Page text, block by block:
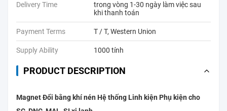
Delivery Time
trong vòng 1-30 ngày làm việc sau
khi thanh toán
Payment Terms T / T, Western Union
Supply Ability 1000 tính
PRODUCT DESCRIPTION
Magnet Đổi bằng khí nén Hệ thống Linh kiện Phụ kiện cho